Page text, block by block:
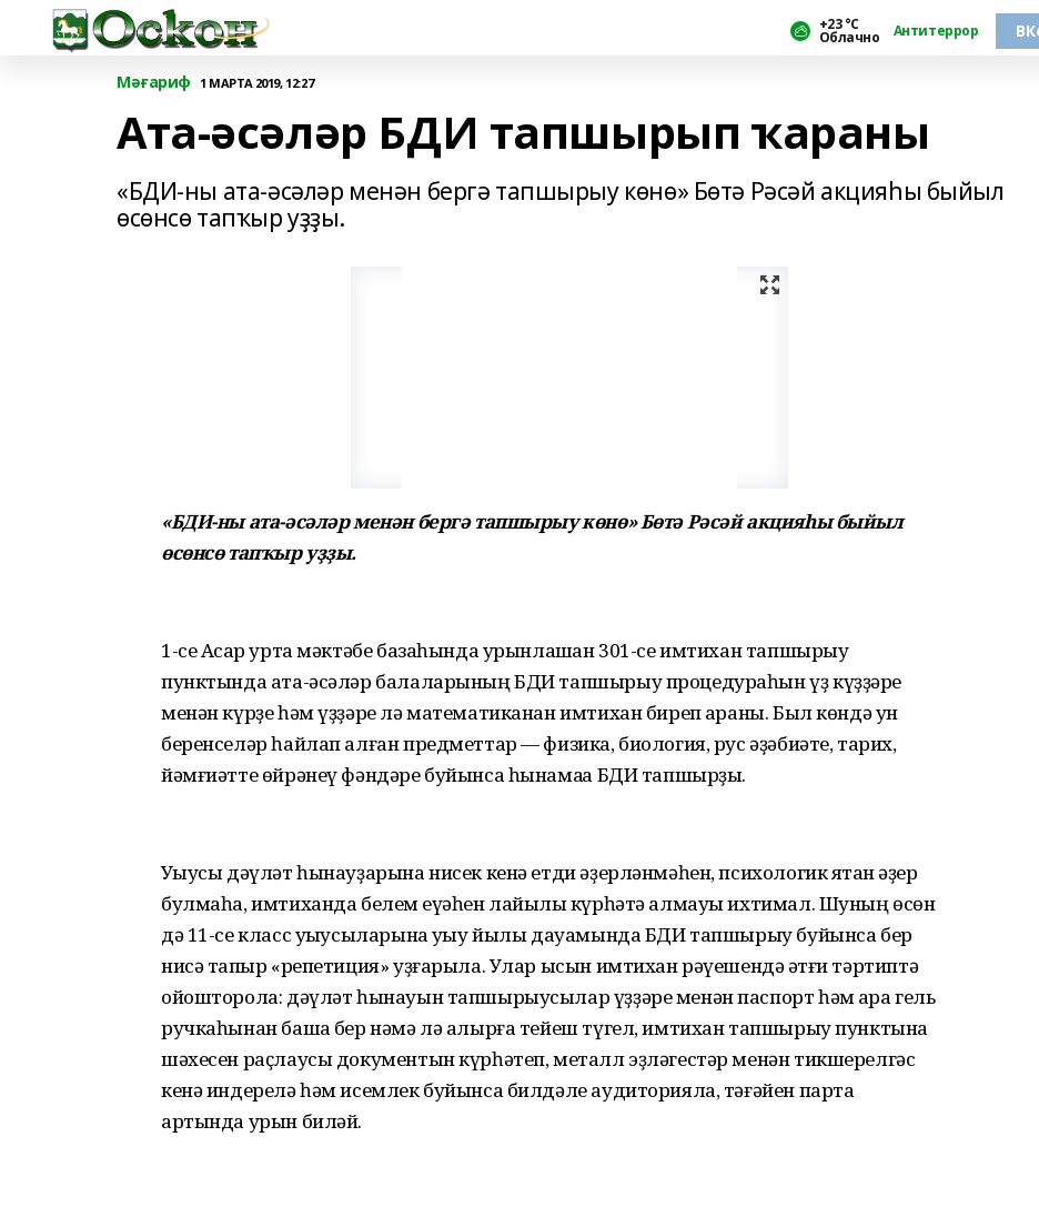
+23 °С
Облачно Антитеррор
Мәғариф 1 МАРТА 2019, 12:27
Ата-әсәләр БДИ тапшырып ҡараны
«БДИ-ны ата-әсәләр менән бергә тапшырыу көнө» Бөтә Рәсәй акцияһы быйыл
өсөнсө тапҡыр уҙҙы.
«БДИ-ны ата-әсәләр менән бергә тапшырыу көнө» Бөтә Рәсәй акцияһы быйыл
өсөнсө тапҡыр уҙҙы.
1-се Асҡар урта мәктәбе базаһында урынлашҡан 301-се имтихан тапшырыу
пунктында ата-әсәләр балаларының БДИ тапшырыу процедураһын үҙ күҙҙәре
менән күрҙе һәм үҙҙәре лә математиканан имтихан биреп ҡараны. Был көндә ун
беренселәр һайлап алған предметтар — физика, биология, рус әҙәбиәте, тарих,
йәмғиәтте өйрәнеү фәндәре буйынса һынамаҡҡа БДИ тапшырҙы.
Уҡыусы дәүләт һынауҙарына нисек кенә етди әҙерләнмәһен, психологик яҡтан әҙер
булмаһа, имтиханда белем ҡеүәһен лайыҡлы күрһәтә алмауы ихтимал. Шуның өсөн
дә 11-се класс уҡыусыларына уҡыу йылы дауамында БДИ тапшырыу буйынса бер
нисә тапҡыр «репетиция» уҙғарыла. Улар ысын имтихан рәүешендә ҡәтғи тәртиптә
ойошторола: дәүләт һынауын тапшырыусылар үҙҙәре менән паспорт һәм ҡара гель
ручкаһынан башҡа бер нәмә лә алырға тейеш түгел, имтихан тапшырыу пунктына
шәхесен раҫлаусы документын күрһәтеп, металл эҙләгестәр менән тикшерелгәс
кенә индерелә һәм исемлек буйынса билдәле аудиторияла, тәғәйен парта
артында урын биләй.